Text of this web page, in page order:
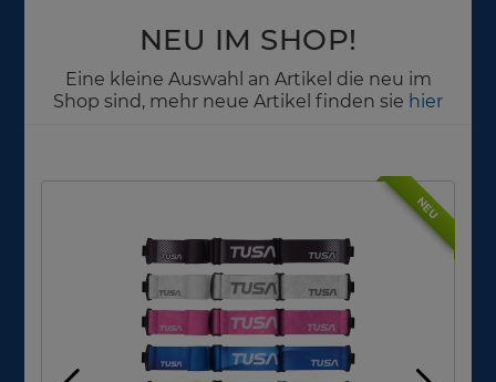
NEU IM SHOP!
Eine kleine Auswahl an Artikel die neu im
Shop sind, mehr neue Artikel finden sie hier
NEU